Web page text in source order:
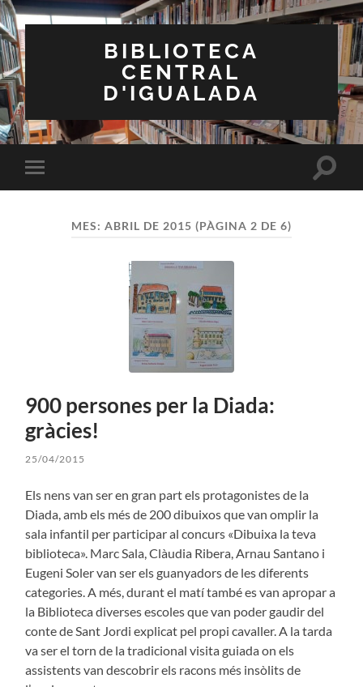
BIBLIOTECA
CENTRAL
D'IGUALADA
Toggle
mobile
Toggle
MES: ABRIL DE 2015 (PÀGINA 2 DE 6)
900 persones per la Diada:
gràcies!
25/04/2015
Els nens van ser en gran part els protagonistes de la
Diada, amb els més de 200 dibuixos que van omplir la
sala infantil per participar al concurs «Dibuixa la teva
biblioteca». Marc Sala, Clàudia Ribera, Arnau Santano i
Eugeni Soler van ser els guanyadors de les diferents
categories. A més, durant el matí també es van apropar a
la Biblioteca diverses escoles que van poder gaudir del
conte de Sant Jordi explicat pel propi cavaller. A la tarda
va ser el torn de la tradicional visita guiada on els
assistents van descobrir els racons més insòlits de